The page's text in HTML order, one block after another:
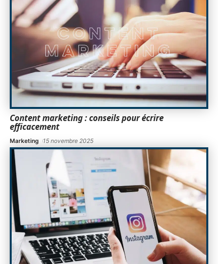
Content marketing : conseils pour écrire
efficacement
Marketing 15 novembre 2025